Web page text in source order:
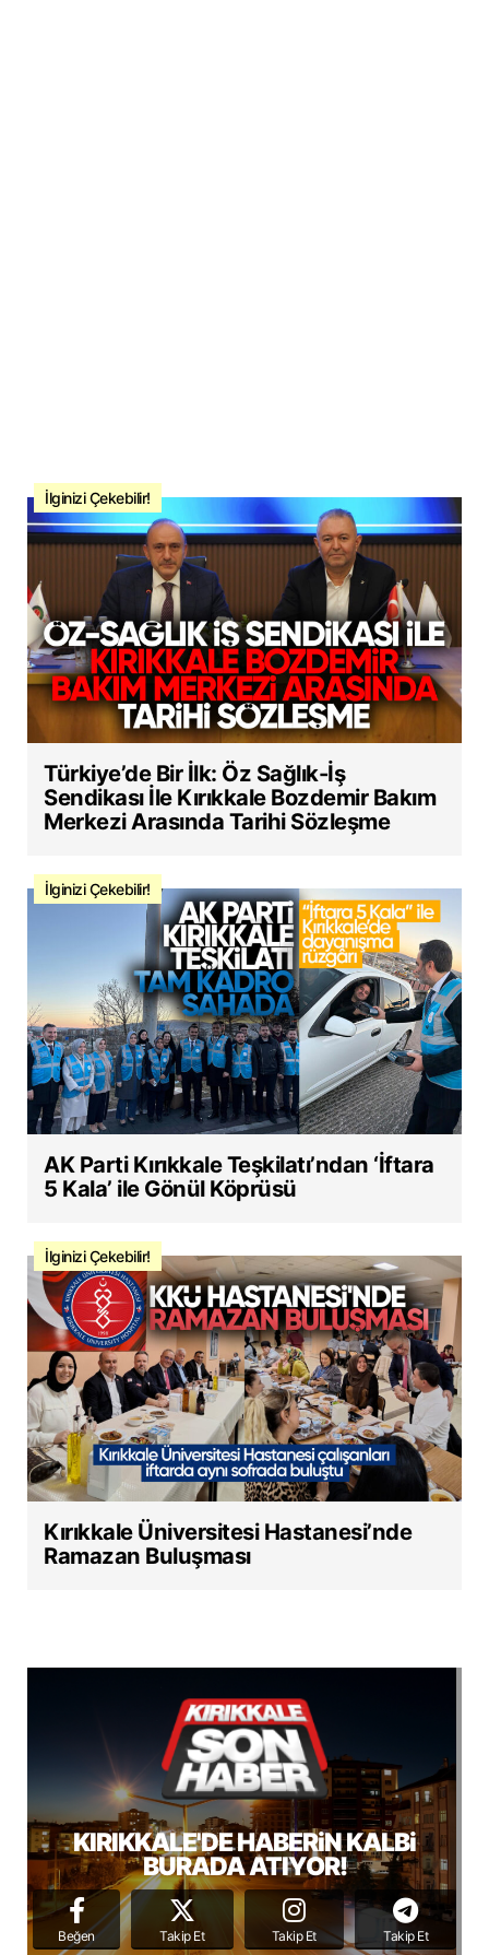
İlginizi Çekebilir!
Türkiye’de Bir İlk: Öz Sağlık-İş
Sendikası İle Kırıkkale Bozdemir Bakım
Merkezi Arasında Tarihi Sözleşme
İlginizi Çekebilir!
AK Parti Kırıkkale Teşkilatı’ndan ‘İftara
5 Kala’ ile Gönül Köprüsü
İlginizi Çekebilir!
Kırıkkale Üniversitesi Hastanesi’nde
Ramazan Buluşması
KIRIKKALE'DE HABERiN KALBi
BURADA ATIYOR!
Beğen Takip Et Takip Et Takip Et